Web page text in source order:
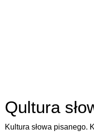
Qultura
Kultura słowa pisanego.